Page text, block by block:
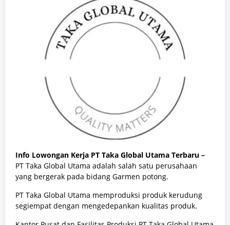
Info Lowongan Kerja PT Taka Global Utama Terbaru –
PT Taka Global Utama adalah salah satu perusahaan
yang bergerak pada bidang Garmen potong.
PT Taka Global Utama memproduksi produk kerudung
segiempat dengan mengedepankan kualitas produk.